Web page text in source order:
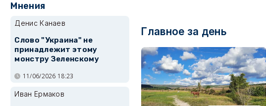
Главное за день
Мнения
Денис Канаев
Слово "Украина" не
принадлежит этому
монстру Зеленскому
11/06/2026 18:23
Иван Ермаков